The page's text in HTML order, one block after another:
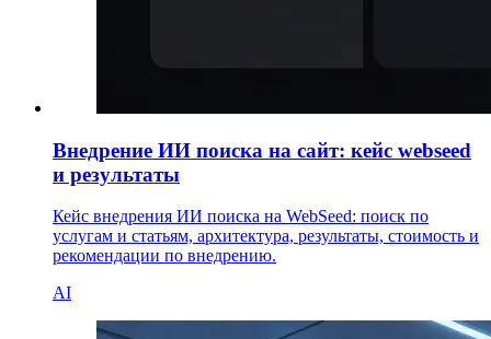
Внедрение ИИ поиска на сайт: кейс webseed
и результаты
Кейс внедрения ИИ поиска на WebSeed: поиск по
услугам и статьям, архитектура, результаты, стоимость и
рекомендации по внедрению.
AI